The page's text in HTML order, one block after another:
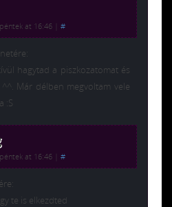
at 16:46 #
hagytad a piszkozatomat és
Már délben megvoltam vele
:S
at 16:46 #
te is elkezdted